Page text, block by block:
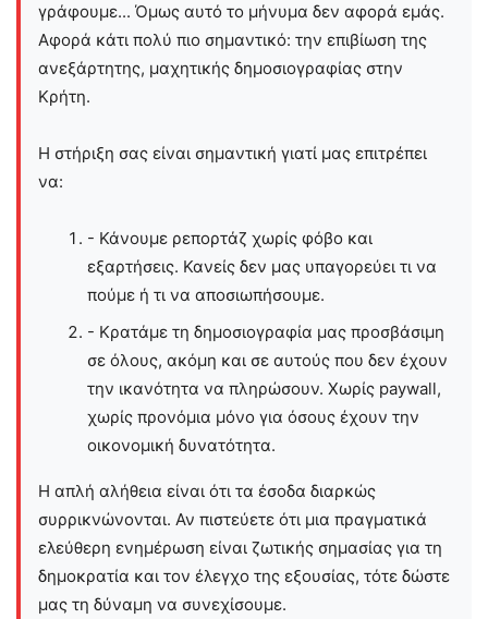
γράφουμε... Όμως αυτό το μήνυμα δεν αφορά εμάς.
Αφορά κάτι πολύ πιο σημαντικό: την επιβίωση της
ανεξάρτητης, μαχητικής δημοσιογραφίας στην
Kρήτη.
Η στήριξη σας είναι σημαντική γιατί μας επιτρέπει
να:
- Κάνουμε ρεπορτάζ χωρίς φόβο και
εξαρτήσεις. Κανείς δεν μας υπαγορεύει τι να
πούμε ή τι να αποσιωπήσουμε.
- Κρατάμε τη δημοσιογραφία μας προσβάσιμη
σε όλους, ακόμη και σε αυτούς που δεν έχουν
την ικανότητα να πληρώσουν. Χωρίς paywall,
χωρίς προνόμια μόνο για όσους έχουν την
οικονομική δυνατότητα.
Η απλή αλήθεια είναι ότι τα έσοδα διαρκώς
συρρικνώνονται. Αν πιστεύετε ότι μια πραγματικά
ελεύθερη ενημέρωση είναι ζωτικής σημασίας για τη
δημοκρατία και τον έλεγχο της εξουσίας, τότε δώστε
μας τη δύναμη να συνεχίσουμε.